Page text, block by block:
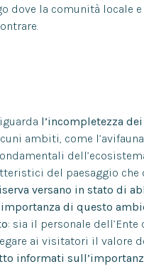
dove la comunità locale
l’incompletezza
ambiti, come
del paesaggio
versano in stato di
di questo
: sia il personale
ai visitatori il valore
informati